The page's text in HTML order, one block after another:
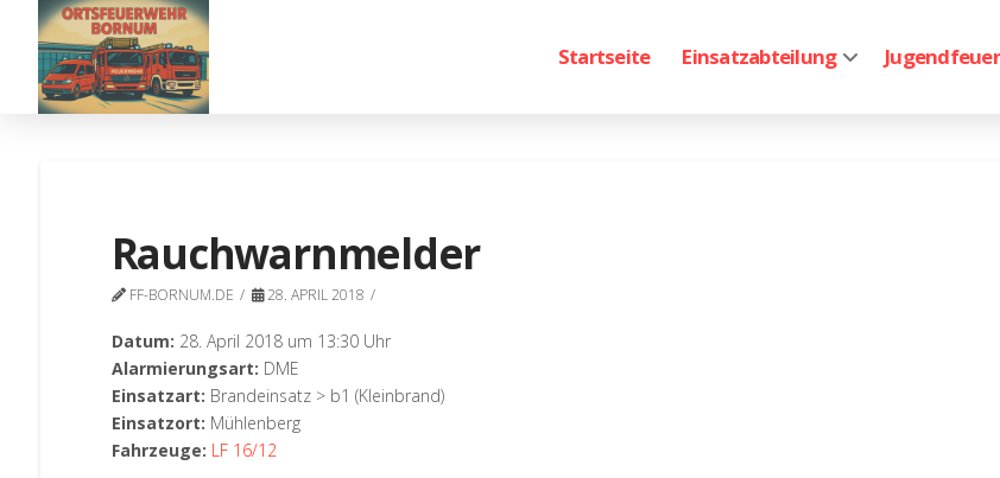
Startseite Einsatzabteilung
Rauchwarnmelder
FF-BORNUM.DE 28. APRIL 2018
Datum: 28. April 2018 um 13:30 Uhr
Alarmierungsart: DME
Einsatzart: Brandeinsatz > b1 (Kleinbrand)
Einsatzort: Mühlenberg
Fahrzeuge: LF 16/12